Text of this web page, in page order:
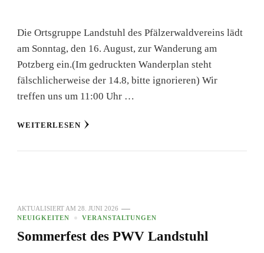
Die Ortsgruppe Landstuhl des Pfälzerwaldvereins lädt
am Sonntag, den 16. August, zur Wanderung am
Potzberg ein.(Im gedruckten Wanderplan steht
fälschlicherweise der 14.8, bitte ignorieren) Wir
treffen uns um 11:00 Uhr …
WEITERLESEN
AKTUALISIERT AM 28. JUNI 2026
NEUIGKEITEN
VERANSTALTUNGEN
Sommerfest des PWV Landstuhl